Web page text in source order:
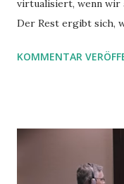
virtualisiert, wenn wir
Der Rest ergibt sich,
27.04.2020.
KOMMENTAR